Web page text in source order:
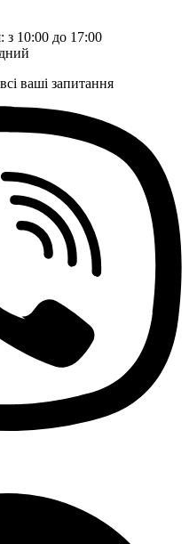
з 10:00 до 17:00